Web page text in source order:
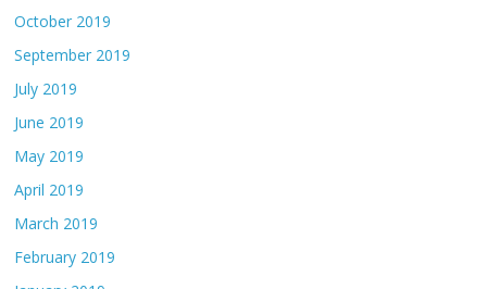
October 2019
September 2019
July 2019
June 2019
May 2019
April 2019
March 2019
February 2019